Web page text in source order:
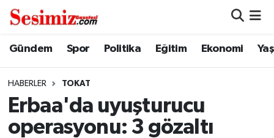
Gündem Spor Politika Eğitim Ekonomi
HABERLER TOKAT
Erbaa'da uyuşturucu
operasyonu: 3 gözaltı
Dünya
Ekonomi
Nöbetçi Eczaneler
Namaz Vakitleri